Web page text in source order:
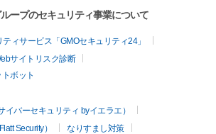
ープのセキュリティ事業について
ィサービス「GMOセキュリティ24」
サイトリスク診断
ボット
バーセキュリティ byイエラエ）
Security）
なりすまし対策